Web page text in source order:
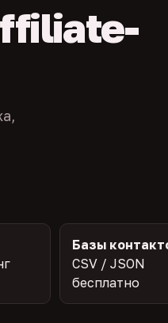
Базы
CSV / JSON
бесплатно